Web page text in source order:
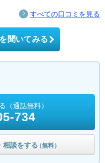
すべての口コミを見る
聞いてみる
（通話無料）
734
相談をする（無料）